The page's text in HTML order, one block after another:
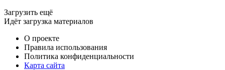
Загрузить ещё
Идёт загрузка материалов
О проекте
Правила использования
Политика конфиденциальности
Карта сайта